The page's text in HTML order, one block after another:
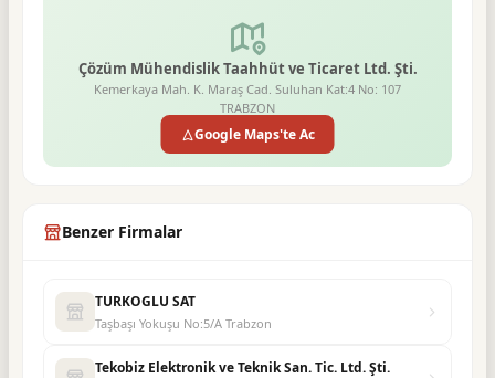
Çözüm Mühendislik Taahhüt ve Ticaret Ltd. Şti.
Kemerkaya Mah. K. Maraş Cad. Suluhan Kat:4 No: 107
TRABZON
Google Maps'te Ac
Benzer Firmalar
TURKOGLU SAT
Taşbaşı Yokuşu No:5/A Trabzon
Tekobiz Elektronik ve Teknik San. Tic. Ltd. Şti.